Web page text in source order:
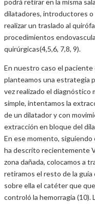
podrá retirar en la misma
dilatadores, introductores o
realizar un traslado al
procedimientos
quirúrgicas(4,5,6, 7,8, 9).
En nuestro caso el paciente
planteamos una estrategia
vez realizado el diagnóstico
simple, intentamos la
de un dilatador y con
extracción en bloque del
En ese momento,
ha descrito recientemente
zona dañada, colocamos a
retiramos el resto de la
sobre ella el catéter que
controló la hemorragia (10).